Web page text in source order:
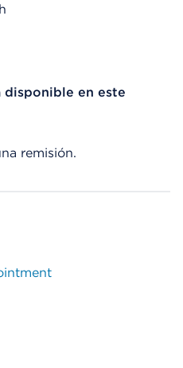
disponible en este
remisión.